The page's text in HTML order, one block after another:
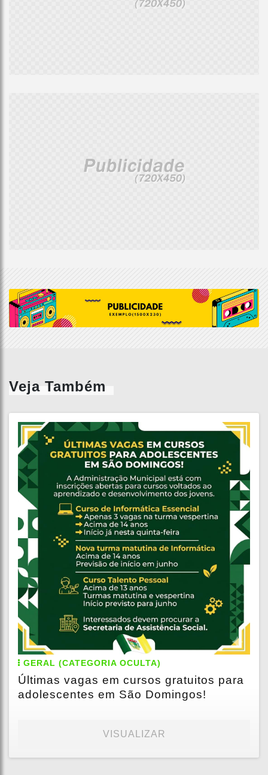
Veja Também
GERAL (CATEGORIA OCULTA)
Últimas vagas em cursos gratuitos para
adolescentes em São Domingos!
VISUALIZAR